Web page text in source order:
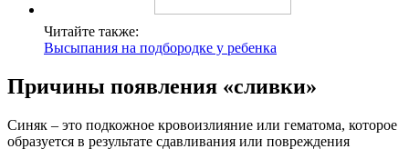
Читайте также:
Высыпания на подбородке у ребенка
Причины появления «сливки»
Синяк – это подкожное кровоизлияние или гематома, которое
образуется в результате сдавливания или повреждения